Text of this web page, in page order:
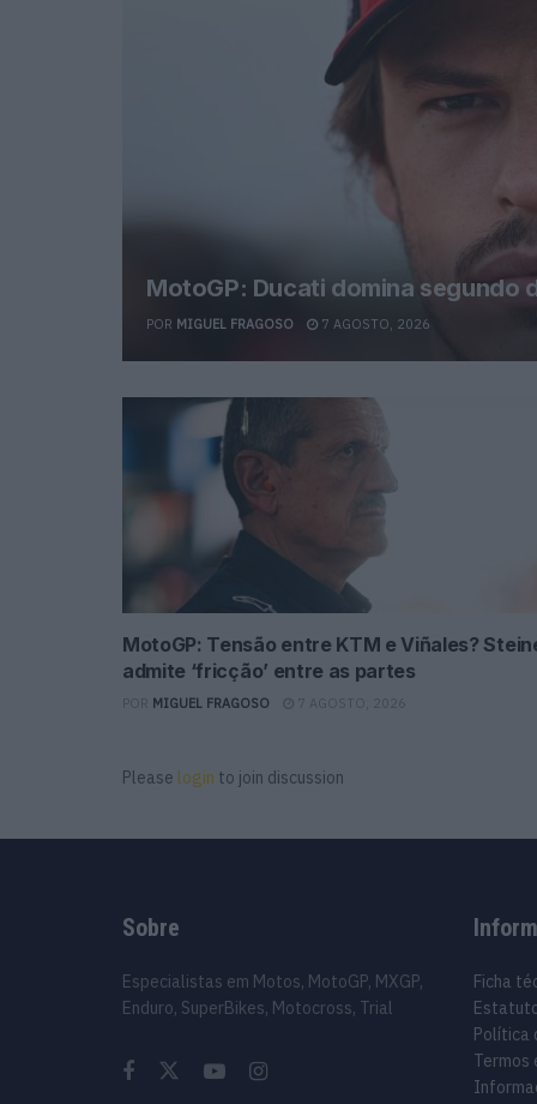
MotoGP: Ducati domina
POR MIGUEL FRAGOSO 7 AGOSTO, 2026
MotoGP: Tensão entre KTM e Viñales?
admite ‘fricção’ entre as partes
MIGUEL FRAGOSO 7 AGOSTO, 2026
Please login to join discussion
Sobre
Especialistas em Motos, MotoGP, MXGP,
Enduro, SuperBikes, Motocross, Trial
Ficha
Política
Termos